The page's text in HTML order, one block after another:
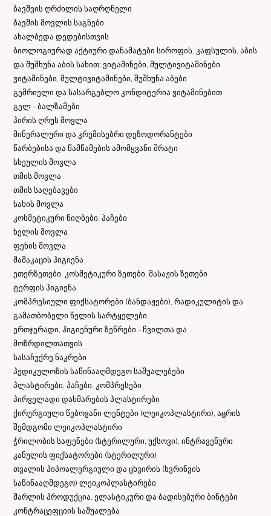
ბავშვის ღრძილის საღრღნელი
ბავშის მოვლის საგნები
ახალბედა დედებისთვის
ბიოლოგიურად აქტიური დანამატები სიროფის, კაფსულის, აბის
და შუშხუნა აბის სახით; ვიტამინები, მულტივიტამინები
ვიტამინები, მულტივიტამინები, შუშხუნა აბები
გემრიელი და სასარგებლო კონდიტერია ვიტამინებით
გელ - ბალზამები
პირის ღრუს მოვლა
მინერალური და კრემისებრი დეზოდორანტები
წარბებისა და წამწამების ამომყვანი შრატი
სხეულის მოვლა
თმის მოვლა
თმის საღებავები
სახის მოვლა
კოსმეტიკური ნიღბები, პაჩები
ხელის მოვლა
ფეხის მოვლა
მამაკაცის ჰიგიენა
ეთერზეთები, კოსმეტიკური ზეთები, მასაჟის ზეთები
ტერფის ჰიგიენა
კომპრესიული ფიქსატორები (ბანდაჟები), რადიკულიტის და
გამათბობელი წელის სარტყელები
ერთჯერადი, ჰიგიენური ზეწრები - ჩვილთა და
მოზრდილთათვის
სასაჩუქრე ნაკრები
პედიკულოზის საწინააღმდეგო საშუალებები
პლასტირები, პაჩები, კომპრესები
პირველადი დახმარების პლასტირები
ქირურგიული წებოვანი ლენტები (ლეიკოპლასტირი), აცრის
შემდგომი ლეიკოპლასტირი
ჭრილობის საფენები (სტერილური, უქსოვი), ინტრავენური
კანულის ფიქსატორები (სტერილური)
თვალის ჰიპოალერგიული და ცხვირის (ხვრინვის
საწინააღმდეგო) ლეიკოპლასტირები
მარლის პროდუქცია, ელასტიკური და ბადისებური ბინტები
კონტრაცეფციის საშუალება